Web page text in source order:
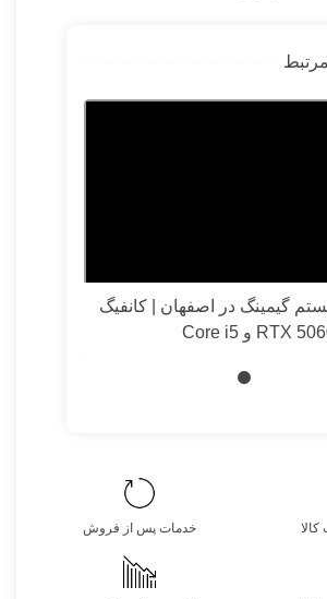
گیمینگ در اصفهان | کانفیگ
خدمات پس از فروش